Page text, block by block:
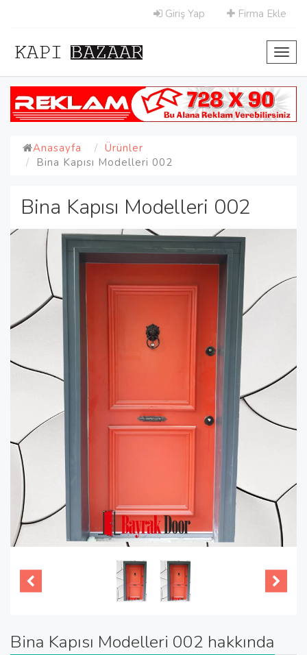
Giriş Yap Firma Ekle
Anasayfa
Ürünler
Bina Kapısı Modelleri 002
Bina Kapısı Modelleri 002
Bina Kapısı Modelleri 002 hakkında